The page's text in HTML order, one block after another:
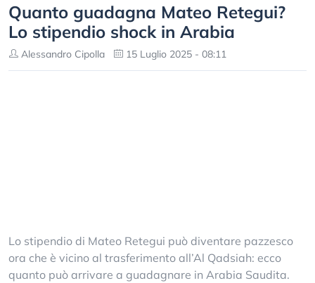
Quanto guadagna Mateo Retegui?
Lo stipendio shock in Arabia
Alessandro Cipolla 15 Luglio 2025 - 08:11
Lo stipendio di Mateo Retegui può diventare pazzesco
ora che è vicino al trasferimento all’Al Qadsiah: ecco
quanto può arrivare a guadagnare in Arabia Saudita.